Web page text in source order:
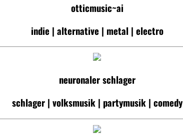
otticmusic~ai
indie | alternative | metal | electro
neuronaler schlager
schlager | volksmusik | partymusik | comedy